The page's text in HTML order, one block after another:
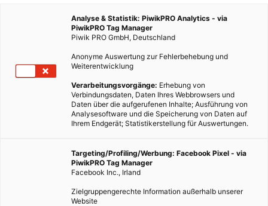
Analyse & Statistik: PiwikPRO Analytics - via
PiwikPRO Tag Manager
Piwik PRO GmbH, Deutschland
Anonyme Auswertung zur Fehlerbehebung und
Weiterentwicklung
Verarbeitungsvorgänge: Erhebung von
Verbindungsdaten, Daten Ihres Webbrowsers und
Daten über die aufgerufenen Inhalte; Ausführung von
Analysesoftware und die Speicherung von Daten auf
Ihrem Endgerät; Statistikerstellung für Auswertungen.
Targeting/Profiling/Werbung: Facebook Pixel - via
PiwikPRO Tag Manager
Facebook Inc., Irland
Zielgruppengerechte Information außerhalb unserer
Website